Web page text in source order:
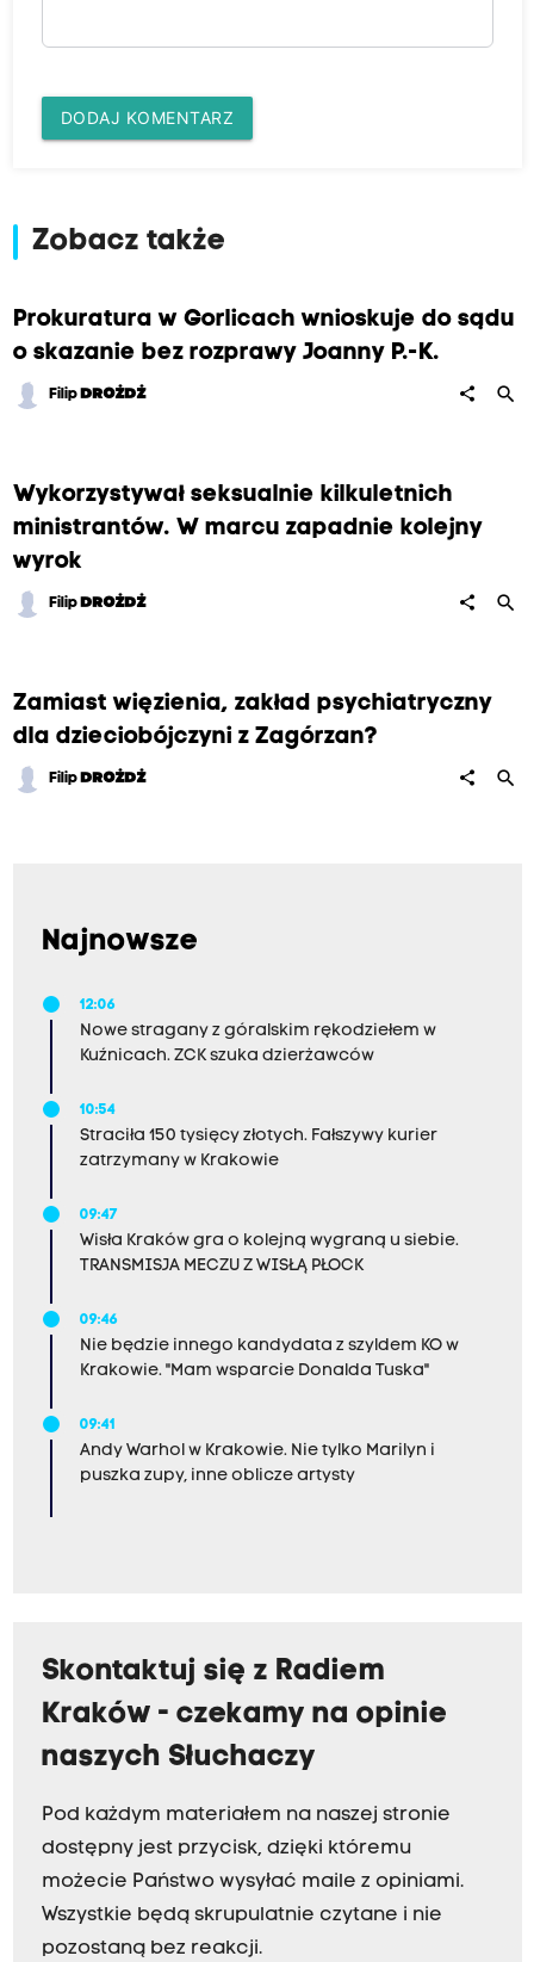
DODAJ KOMENTARZ
Zobacz także
Prokuratura w Gorlicach wnioskuje do sądu
o skazanie bez rozprawy Joanny P.-K.
Filip DROŻDŻ share search
Wykorzystywał seksualnie kilkuletnich
ministrantów. W marcu zapadnie kolejny
wyrok
Filip DROŻDŻ share search
Zamiast więzienia, zakład psychiatryczny
dla dzieciobójczyni z Zagórzan?
Filip DROŻDŻ share search
Najnowsze
12:06
Nowe stragany z góralskim rękodziełem w
Kuźnicach. ZCK szuka dzierżawców
10:54
Straciła 150 tysięcy złotych. Fałszywy kurier
zatrzymany w Krakowie
09:47
Wisła Kraków gra o kolejną wygraną u siebie.
TRANSMISJA MECZU Z WISŁĄ PŁOCK
09:46
Nie będzie innego kandydata z szyldem KO w
Krakowie. "Mam wsparcie Donalda Tuska"
09:41
Andy Warhol w Krakowie. Nie tylko Marilyn i
puszka zupy, inne oblicze artysty
Skontaktuj się z Radiem
Kraków - czekamy na opinie
naszych Słuchaczy
Pod każdym materiałem na naszej stronie
dostępny jest przycisk, dzięki któremu
możecie Państwo wysyłać maile z opiniami.
Wszystkie będą skrupulatnie czytane i nie
pozostaną bez reakcji.